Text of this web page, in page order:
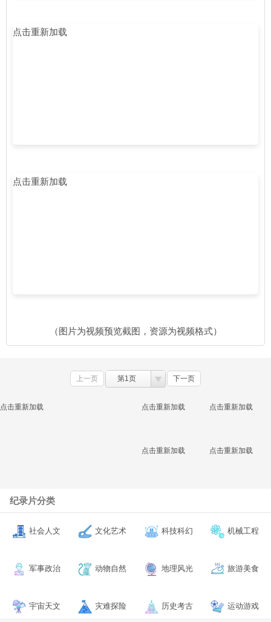
点击重新加载
点击重新加载
（图片为视频预览截图，资源为视频格式）
上一页 第1页 下一页
点击重新加载 点击重新加载 点击重新加载
点击重新加载 点击重新加载
纪录片分类
社会人文 文化艺术 科技科幻 机械工程
军事政治 动物自然 地理风光 旅游美食
宇宙天文 灾难探险 历史考古 运动游戏